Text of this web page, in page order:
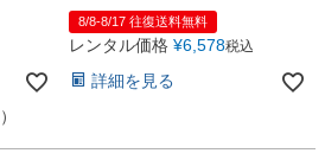
）
ー(KD149)バーガンディー
8/8-8/17 往復送料無料
レンタル価格 ¥6,578税込
詳細を見る